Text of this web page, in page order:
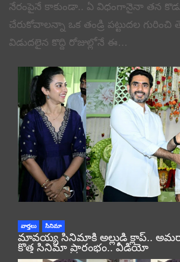
నేరంపైనే కాకుండా.. ఏ విధంగానైనా తన
చేరుకోవాలన్నా ఒక తండ్రి పట్టుదల గురించి
విడుదలైన కొద్ది రోజుల్లోనే ఈ…
వార్తలు సినిమా
మావయ్య సినిమాకి అల్లుడి క్లాప్..
కొత్త సినిమా ప్రారంభం.. వీడియో